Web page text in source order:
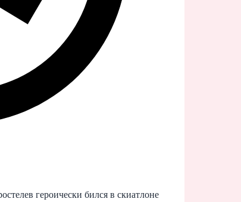
героически бился в скиатлоне